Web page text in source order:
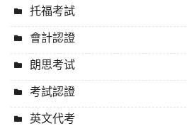
托福考試
會計認證
朗思考试
考試認證
英文代考